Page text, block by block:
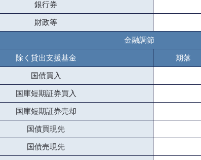
銀行券
財政等
金融調節
除く貸出支援基金 期落
国債買入
国庫短期証券買入
国庫短期証券売却
国債買現先
国債売現先